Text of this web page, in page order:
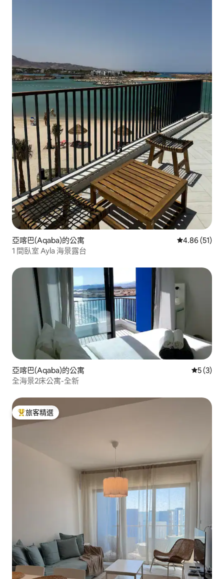
亞喀巴(Aqaba)的公寓 從 51 則評價
4.86 (51)
1 間臥室 Ayla 海景露台
亞喀巴(Aqaba)的公寓 從 3 則評
5 (3)
全海景2床公寓-全新
旅客精選榜首
旅客精選